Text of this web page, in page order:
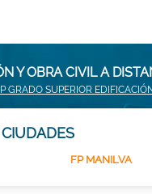
Y OBRA CIVIL A
GRADO SUPERIOR
FP MANILVA